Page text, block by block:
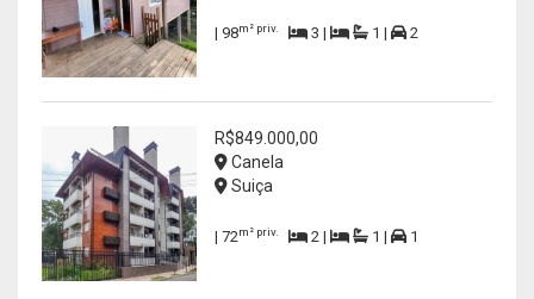
| 98m² priv. 3 | 1 | 2
R$849.000,00
Canela
Suiça
| 72m² priv. 2 | 1 | 1